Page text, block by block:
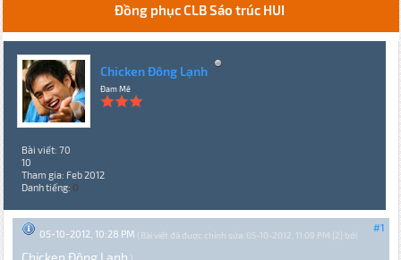
Đồng phục CLB Sáo trúc HUI
Chicken Đông Lạnh
Đam Mê
Bài viết: 70
10
Tham gia: Feb 2012
Danh tiếng: 0
#1
05-10-2012, 10:28 PM (Bài viết đã được chỉnh sửa: 05-10-2012, 11:09 PM {2} bởi